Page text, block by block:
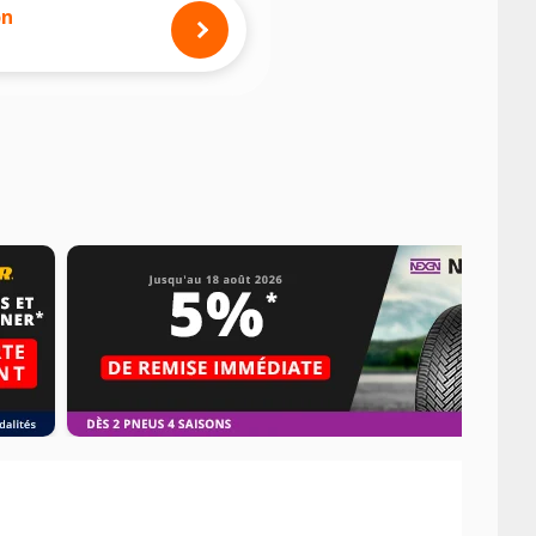
des pneus montés sur votre